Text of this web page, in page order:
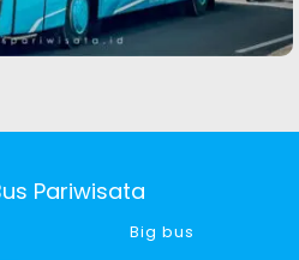
Pariwisata
Big bus